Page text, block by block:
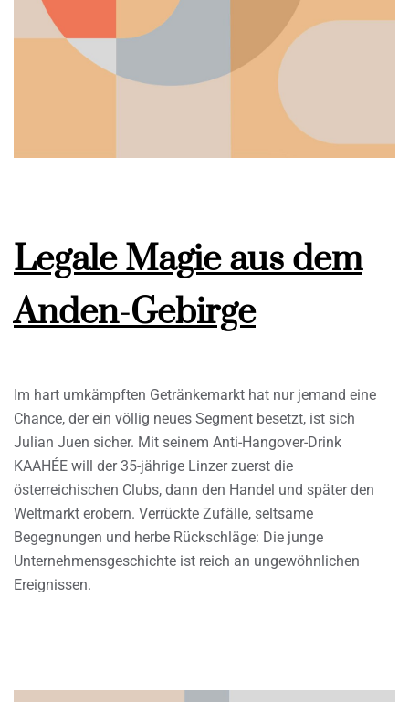
Legale Magie aus dem
Anden-Gebirge
Im hart umkämpften Getränkemarkt hat nur jemand eine
Chance, der ein völlig neues Segment besetzt, ist sich
Julian Juen sicher. Mit seinem Anti-Hangover-Drink
KAAHÉE will der 35-jährige Linzer zuerst die
österreichischen Clubs, dann den Handel und später den
Weltmarkt erobern. Verrückte Zufälle, seltsame
Begegnungen und herbe Rückschläge: Die junge
Unternehmensgeschichte ist reich an ungewöhnlichen
Ereignissen.